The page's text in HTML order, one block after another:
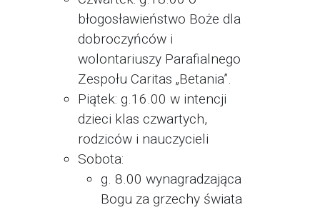
błogosławieństwo Boże dla
dobroczyńców i
wolontariuszy Parafialnego
Zespołu Caritas „Betania”.
Piątek: g.16.00 w intencji
dzieci klas czwartych,
rodziców i nauczycieli
Sobota:
g. 8.00 wynagradzająca
Bogu za grzechy świata